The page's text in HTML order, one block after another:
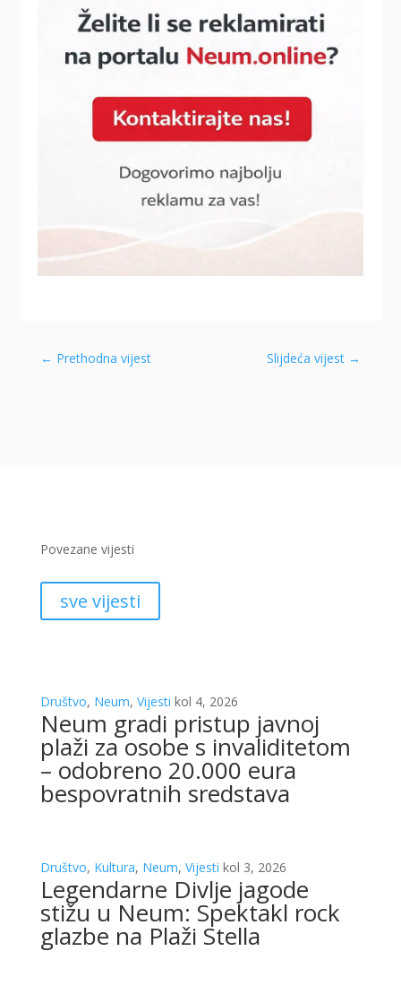
← Prethodna vijest Slijdeća vijest →
Povezane vijesti
sve vijesti
Društvo, Neum, Vijesti kol 4, 2026
Neum gradi pristup javnoj
plaži za osobe s invaliditetom
– odobreno 20.000 eura
bespovratnih sredstava
Društvo, Kultura, Neum, Vijesti kol 3, 2026
Legendarne Divlje jagode
stižu u Neum: Spektakl rock
glazbe na Plaži Stella